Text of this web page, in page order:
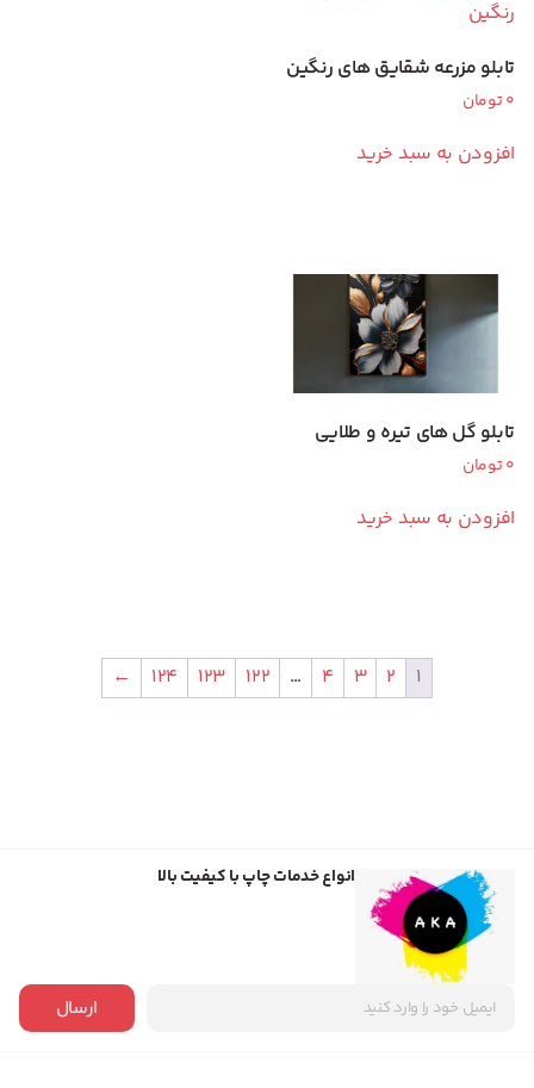
تابلو مزرعه شقایق های رنگین
0تومان
افزودن به سبد خرید
تابلو گل های تیره و طلایی
0تومان
افزودن به سبد خرید
1
2
3
4
…
122
123
124
←
انواع خدمات چاپ با کیفیت بالا
ارسال